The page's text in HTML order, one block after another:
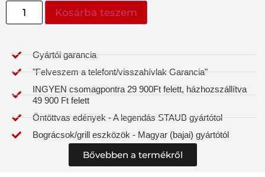
Kosárba teszem
Gyártói garancia​
"Felveszem a telefont/visszahívlak Garancia"
INGYEN csomagpontra 29 900Ft felett, házhozszállítva
49 900 Ft felett
Öntöttvas edények - A legendás STAUB gyártótol
Bográcsok/grill eszközök - Magyar (bajai) gyártótól
Bővebben a termékről